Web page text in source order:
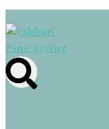
Jabbari Fine
JBR Fine Living-
handgeknüpfte